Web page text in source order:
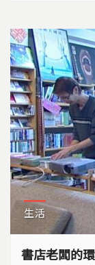
大高雄居民們
著…
生活
書店老闆的